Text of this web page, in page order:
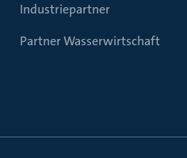
Industriepartner
Partner Wasserwirtschaft